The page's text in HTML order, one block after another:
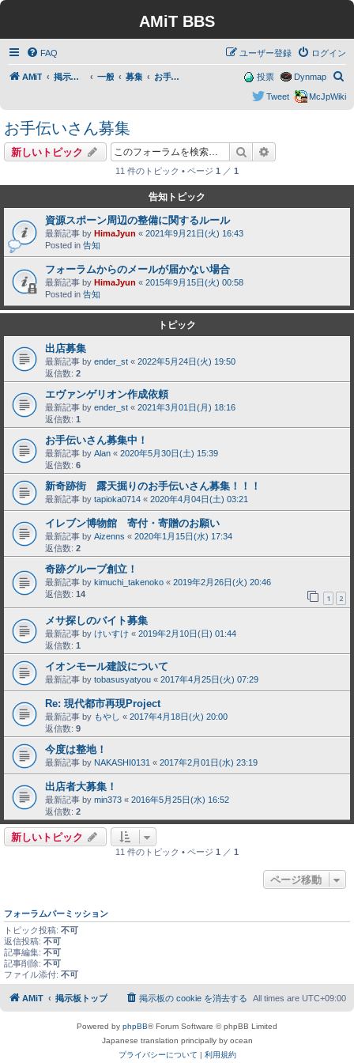
AMiT BBS
FAQ ログイン
ユーザー登録
AMiT 掲示板トップ 一般 募集 お手伝いさん募集
索
Dynmap
投票
McJpWiki
Tweet
お手伝いさん募集
新しいトピック 検索
11 件のトピック • ページ 1 ／ 1
告知トピック
資源スポーン周辺の整備に関するルール
最新記事 by HimaJyun « 2021年9月21日(火) 16:43
Posted in 告知
フォーラムからのメールが届かない場合
最新記事 by HimaJyun « 2015年9月15日(火) 00:58
Posted in 告知
トピック
出店募集
最新記事 by ender_st « 2022年5月24日(火) 19:50
返信数: 2
エヴァンゲリオン作成依頼
最新記事 by ender_st « 2021年3月01日(月) 18:16
返信数: 1
お手伝いさん募集中！
最新記事 by Alan « 2020年5月30日(土) 15:39
返信数: 6
新奇跡街 露天掘りのお手伝いさん募集！！！
最新記事 by tapioka0714 « 2020年4月04日(土) 03:21
イレブン博物館 寄付・寄贈のお願い
最新記事 by Aizenns « 2020年1月15日(水) 17:34
返信数: 2
奇跡グループ創立！
最新記事 by kimuchi_takenoko « 2019年2月26日(火) 20:46
返信数: 14 1 2
メサ探しのバイト募集
最新記事 by けいすけ « 2019年2月10日(日) 01:44
返信数: 1
イオンモール建設について
最新記事 by tobasusyatyou « 2017年4月25日(火) 07:29
Re: 現代都市再現Project
最新記事 by もやし « 2017年4月18日(火) 20:00
返信数: 9
今度は整地！
最新記事 by NAKASHI0131 « 2017年2月01日(水) 23:19
出店者大募集！
最新記事 by min373 « 2016年5月25日(水) 16:52
返信数: 2
新しいトピック
11 件のトピック • ページ 1 ／ 1
ページ移動
フォーラムパーミッション
トピック投稿: 不可
返信投稿: 不可
記事編集: 不可
記事削除: 不可
ファイル添付: 不可
AMiT 掲示板トップ All times are UTC+09:00
掲示板の cookie を消去する
Powered by phpBB® Forum Software © phpBB Limited
Japanese translation principally by ocean
プライバシーについて | 利用規約